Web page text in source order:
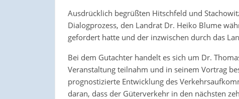
Ausdrücklich begrüßten Hitschfeld und
Dialogprozess, den Landrat Dr. Heiko Blume
gefordert hatte und der inzwischen durch das
Bei dem Gutachter handelt es sich um Dr.
Veranstaltung teilnahm und in seinem Vortrag
prognostizierte Entwicklung des
daran, dass der Güterverkehr in den nächsten